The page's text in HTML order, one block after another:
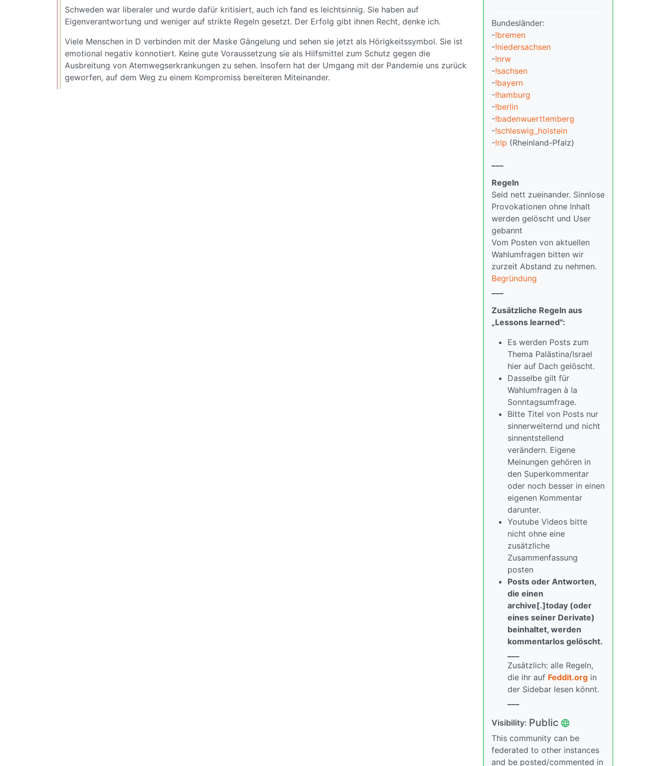
Schweden war liberaler und wurde dafür kritisiert, auch ich fand es leichtsinnig. Sie haben auf
Eigenverantwortung und weniger auf strikte Regeln gesetzt. Der Erfolg gibt ihnen Recht, denke ich.
Viele Menschen in D verbinden mit der Maske Gängelung und sehen sie jetzt als Hörigkeitssymbol. Sie ist
emotional negativ konnotiert. Keine gute Voraussetzung sie als Hilfsmittel zum Schutz gegen die
Ausbreitung von Atemwegserkrankungen zu sehen. Insofern hat der Umgang mit der Pandemie uns zurück
geworfen, auf dem Weg zu einem Kompromiss bereiteren Miteinander.
Bundesländer:
-!bremen
-!niedersachsen
-!nrw
-!sachsen
-!bayern
-!hamburg
-!berlin
-!badenwuerttemberg
-!schleswig_holstein
-!rlp (Rheinland-Pfalz)
Regeln
Seid nett zueinander. Sinnlose
Provokationen ohne Inhalt
werden gelöscht und User
gebannt
Vom Posten von aktuellen
Wahlumfragen bitten wir
zurzeit Abstand zu nehmen.
Begründung
Zusätzliche Regeln aus
„Lessons learned":
Es werden Posts zum
Thema Palästina/Israel
hier auf Dach gelöscht.
Dasselbe gilt für
Wahlumfragen à la
Sonntagsumfrage.
Bitte Titel von Posts nur
sinnerweiternd und nicht
sinnentstellend
verändern. Eigene
Meinungen gehören in
den Superkommentar
oder noch besser in einen
eigenen Kommentar
darunter.
Youtube Videos bitte
nicht ohne eine
zusätzliche
Zusammenfassung
posten
Posts oder Antworten,
die einen
archive[.]today (oder
eines seiner Derivate)
beinhaltet, werden
kommentarlos gelöscht.
Zusätzlich: alle Regeln,
die ihr auf Feddit.org in
der Sidebar lesen könnt.
Visibility: Public
This community can be
federated to other instances
and be posted/commented in